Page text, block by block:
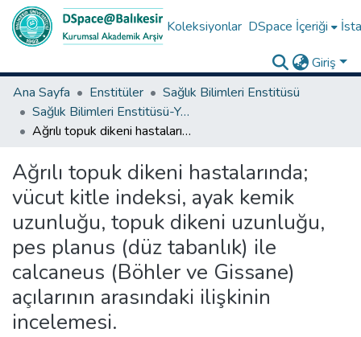
Koleksiyonlar DSpace İçeriği
Giriş
Ana Sayfa
Enstitüler
Sağlık Bilimleri Enstitüsü
Sağlık Bilimleri Enstitüsü-Yüksek Lisans Tezleri
Ağrılı topuk dikeni hastalarında; vücut kitle indeksi, ayak kemik uzunluğu, topuk dikeni uzunluğu, pes planus (düz tabanlık) ile calcaneus (Böhler ve Gissane) açılarının arasındaki ilişkinin incelemesi.
Ağrılı topuk dikeni hastalarında;
vücut kitle indeksi, ayak kemik
uzunluğu, topuk dikeni uzunluğu,
pes planus (düz tabanlık) ile
calcaneus (Böhler ve Gissane)
açılarının arasındaki ilişkinin
incelemesi.